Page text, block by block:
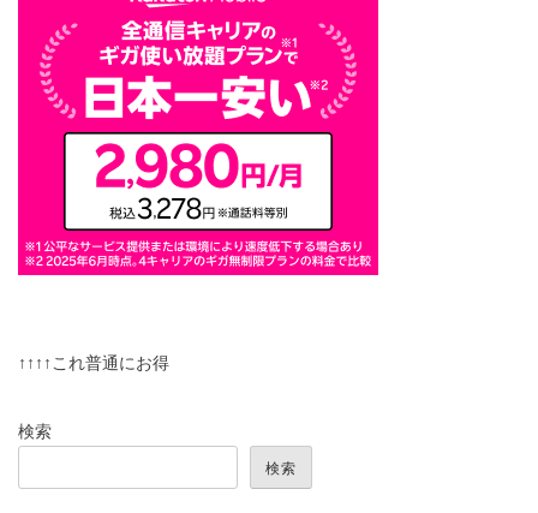
↑↑↑↑これ普通にお得
検索
検索